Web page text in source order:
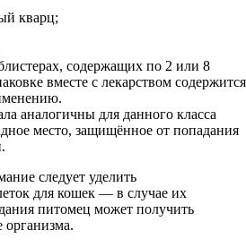
кварц;
содержащих по 2 или 8
вместе с лекарством содержится
аналогичны для данного класса
место, защищённое от попадания
следует уделить
для кошек — в случае их
питомец может получить
организма.